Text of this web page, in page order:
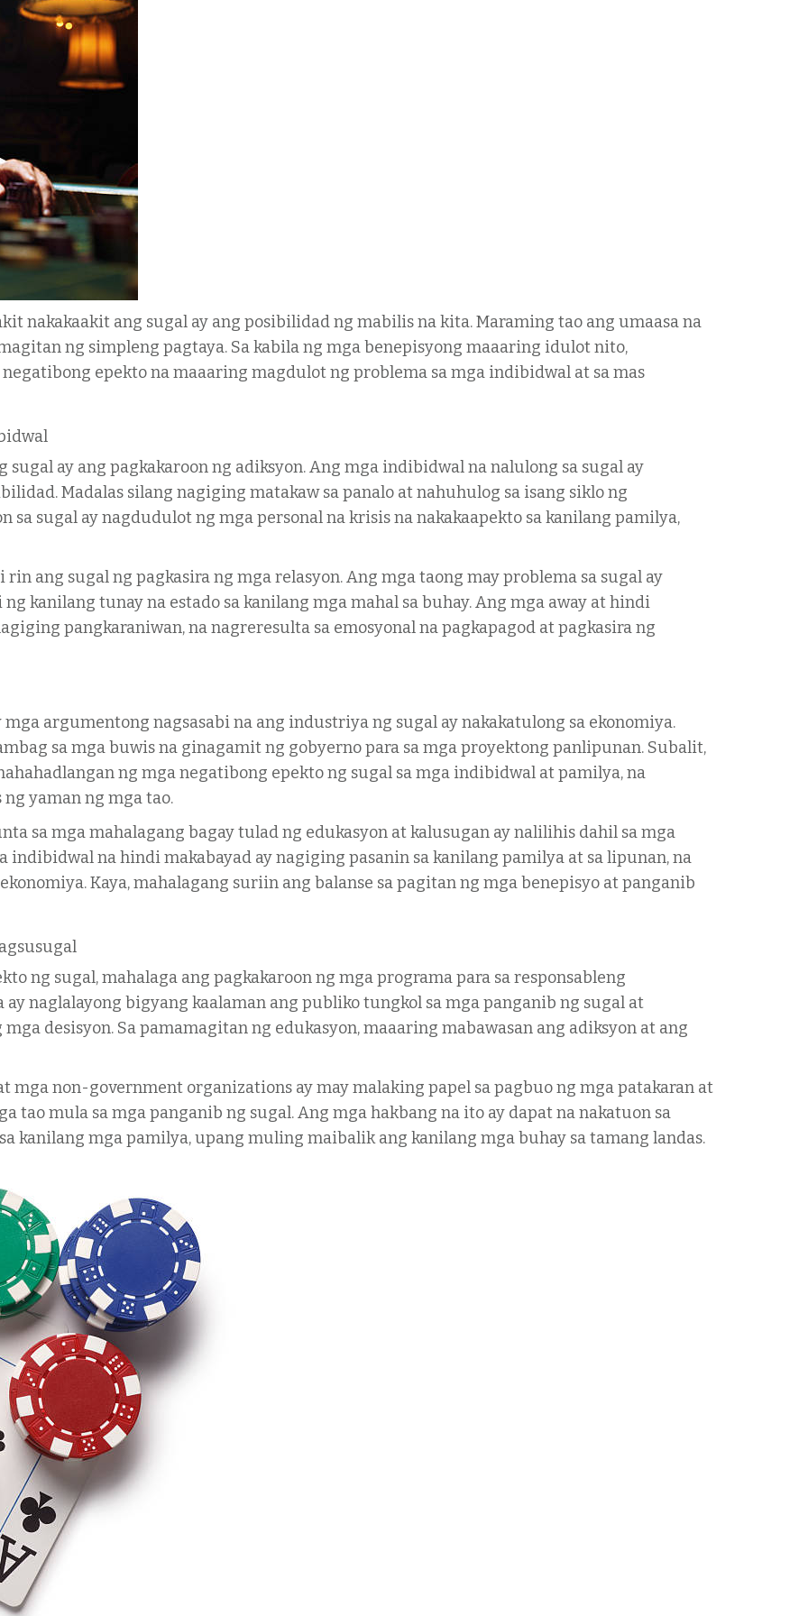
nakakaakit ang sugal ay ang posibilidad ng mabilis na kita. Maraming tao ang umaasa na
ng simpleng pagtaya. Sa kabila ng mga benepisyong maaaring idulot nito,
epekto na maaaring magdulot ng problema sa mga indibidwal at sa mas
sugal ay ang pagkakaroon ng adiksyon. Ang mga indibidwal na nalulong sa sugal ay
Madalas silang nagiging matakaw sa panalo at nahuhulog sa isang siklo ng
sa sugal ay nagdudulot ng mga personal na krisis na nakakaapekto sa kanilang pamilya,
ang sugal ng pagkasira ng mga relasyon. Ang mga taong may problema sa sugal ay
kanilang tunay na estado sa kanilang mga mahal sa buhay. Ang mga away at hindi
pangkaraniwan, na nagreresulta sa emosyonal na pagkapagod at pagkasira ng
argumentong nagsasabi na ang industriya ng sugal ay nakakatulong sa ekonomiya.
sa mga buwis na ginagamit ng gobyerno para sa mga proyektong panlipunan. Subalit,
ng mga negatibong epekto ng sugal sa mga indibidwal at pamilya, na
yaman ng mga tao.
sa mga mahalagang bagay tulad ng edukasyon at kalusugan ay nalilihis dahil sa mga
indibidwal na hindi makabayad ay nagiging pasanin sa kanilang pamilya at sa lipunan, na
Kaya, mahalagang suriin ang balanse sa pagitan ng mga benepisyo at panganib
ng sugal, mahalaga ang pagkakaroon ng mga programa para sa responsableng
naglalayong bigyang kaalaman ang publiko tungkol sa mga panganib ng sugal at
desisyon. Sa pamamagitan ng edukasyon, maaaring mabawasan ang adiksyon at ang
non-government organizations ay may malaking papel sa pagbuo ng mga patakaran at
tao mula sa mga panganib ng sugal. Ang mga hakbang na ito ay dapat na nakatuon sa
kanilang mga pamilya, upang muling maibalik ang kanilang mga buhay sa tamang landas.